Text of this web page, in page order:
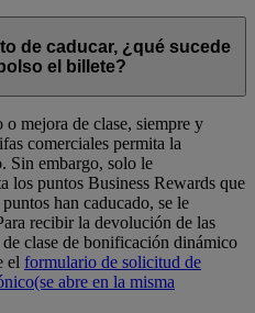
de caducar, ¿qué sucede
el billete?
mejora de clase, siempre y
comerciales permita la
Sin embargo, solo le
los puntos Business Rewards que
han caducado, se le
recibir la devolución de las
clase de bonificación dinámico
el formulario de solicitud de
(se abre en la misma